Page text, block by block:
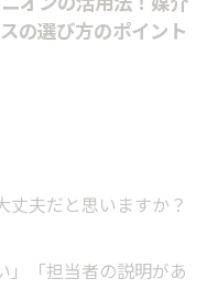
の選び方のポイント
丈夫だと思いますか？
」「担当者の説明があ